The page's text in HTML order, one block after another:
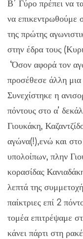
Β΄ Γύρο πρέπει να
να επικεντρωθούμε
της πρώτης
στην έδρα τους
‘Όσον αφορά τον
προσέθεσε άλλη μια
Συνεχίστηκε η
πόντους στο α’
Γιουκάκη,
αγώνα(!),ενώ και
υπολοίπων, πλην
κορασίδας
λεπτά της
παίκτριες επί 2
τομέα επιτρέψαμε
κάνει πάρτι στη